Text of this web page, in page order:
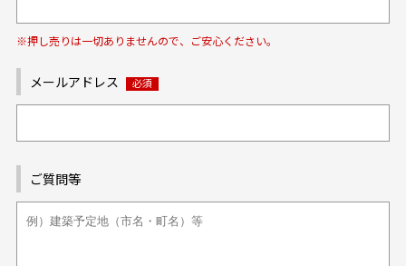
※押し売りは一切ありませんので、ご安心ください。
メールアドレス
ご質問等